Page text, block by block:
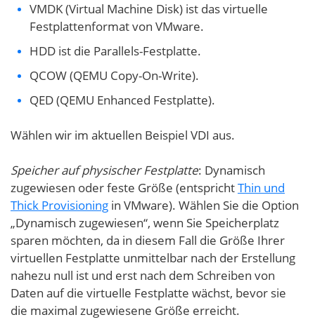
VMDK (Virtual Machine Disk) ist das virtuelle
Festplattenformat von VMware.
HDD ist die Parallels-Festplatte.
QCOW (QEMU Copy-On-Write).
QED (QEMU Enhanced Festplatte).
Wählen wir im aktuellen Beispiel VDI aus.
Speicher auf physischer Festplatte: Dynamisch
zugewiesen oder feste Größe (entsprichtThin und
Thick Provisioning in VMware). Wählen Sie die Option
„Dynamisch zugewiesen“, wenn Sie Speicherplatz
sparen möchten, da in diesem Fall die Größe Ihrer
virtuellen Festplatte unmittelbar nach der Erstellung
nahezu null ist und erst nach dem Schreiben von
Daten auf die virtuelle Festplatte wächst, bevor sie
die maximal zugewiesene Größe erreicht.